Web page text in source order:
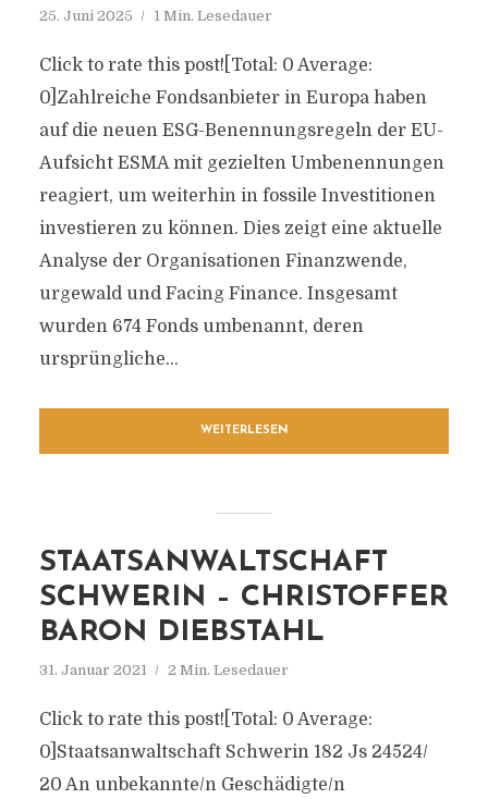
25. Juni 2025 1 Min. Lesedauer
Click to rate this post![Total: 0 Average:
0]Zahlreiche Fondsanbieter in Europa haben
auf die neuen ESG-Benennungsregeln der EU-
Aufsicht ESMA mit gezielten Umbenennungen
reagiert, um weiterhin in fossile Investitionen
investieren zu können. Dies zeigt eine aktuelle
Analyse der Organisationen Finanzwende,
urgewald und Facing Finance. Insgesamt
wurden 674 Fonds umbenannt, deren
ursprüngliche...
WEITERLESEN
STAATSANWALTSCHAFT
SCHWERIN – CHRISTOFFER
BARON DIEBSTAHL
31. Januar 2021 2 Min. Lesedauer
Click to rate this post![Total: 0 Average:
0]Staatsanwaltschaft Schwerin 182 Js 24524/​
20 An unbekannte/​n Geschädigte/​n